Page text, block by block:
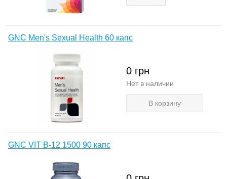
GNC Men's Sexual Health 60 капс
0 грн
Нет в наличии
В корзину
GNC VIT B-12 1500 90 капс